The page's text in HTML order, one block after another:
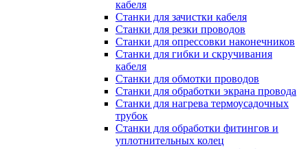
кабеля
Станки для зачистки кабеля
Станки для резки проводов
Станки для опрессовки наконечников
Станки для гибки и скручивания
кабеля
Станки для обмотки проводов
Станки для обработки экрана провода
Станки для нагрева термоусадочных
трубок
Станки для обработки фитингов и
уплотнительных колец